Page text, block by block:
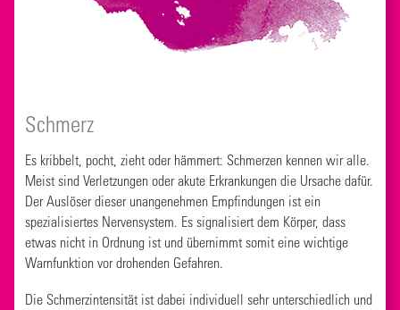
Schmerz
Es kribbelt, pocht, zieht oder hämmert: Schmerzen kennen wir alle.
Meist sind Verletzungen oder akute Erkrankungen die Ursache dafür.
Der Auslöser dieser unangenehmen Empfindungen ist ein
spezialisiertes Nervensystem. Es signalisiert dem Körper, dass
etwas nicht in Ordnung ist und übernimmt somit eine wichtige
Warnfunktion vor drohenden Gefahren.
Die Schmerzintensität ist dabei individuell sehr unterschiedlich und